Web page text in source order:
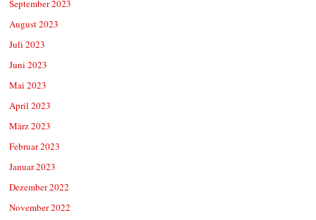
September 2023
August 2023
Juli 2023
Juni 2023
Mai 2023
April 2023
März 2023
Februar 2023
Januar 2023
Dezember 2022
November 2022